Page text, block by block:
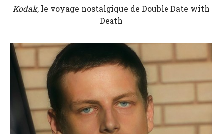
Kodak, le voyage nostalgique de Double Date with
Death